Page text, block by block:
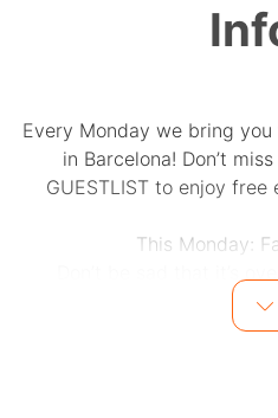
Every Monday we bring
in Barcelona! Don’t
GUESTLIST to enjoy
This Monday:
happened! During the
invite farewell groups